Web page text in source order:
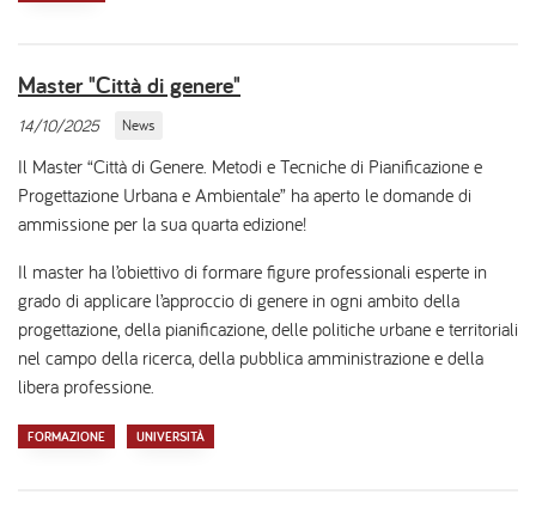
Master "Città di genere"
14/10/2025 News
Il Master “Città di Genere. Metodi e Tecniche di Pianificazione e
Progettazione Urbana e Ambientale” ha aperto le domande di
ammissione per la sua quarta edizione!
Il master ha l’obiettivo di formare figure professionali esperte in
grado di applicare l’approccio di genere in ogni ambito della
progettazione, della pianificazione, delle politiche urbane e territoriali
nel campo della ricerca, della pubblica amministrazione e della
libera professione.
FORMAZIONE UNIVERSITÀ